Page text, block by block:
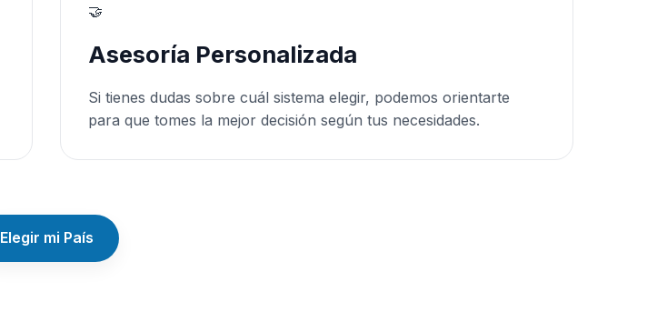
🤝
Asesoría Personalizada
Si tienes dudas sobre cuál sistema elegir, podemos orientarte
para que tomes la mejor decisión según tus necesidades.
Elegir mi País